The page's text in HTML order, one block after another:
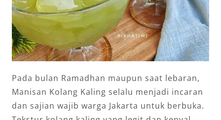
Pada bulan Ramadhan maupun saat lebaran,
Manisan Kolang Kaling selalu menjadi incaran
dan sajian wajib warga Jakarta untuk berbuka.